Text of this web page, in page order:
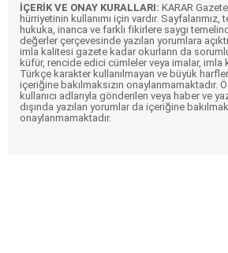
İÇERİK VE ONAY KURALLARI: KARAR
hürriyetinin kullanımı için vardır. Sayfalarımız,
hukuka, inanca ve farklı fikirlere saygı
değerler çerçevesinde yazılan yorumlara
imla kalitesi gazete kadar okurların da
küfür, rencide edici cümleler veya imalar, imla
Türkçe karakter kullanılmayan ve büyük
içeriğine bakılmaksızın onaylanmamaktadır.
kullanıcı adlarıyla gönderilen veya haber ve
dışında yazılan yorumlar da içeriğine
onaylanmamaktadır.